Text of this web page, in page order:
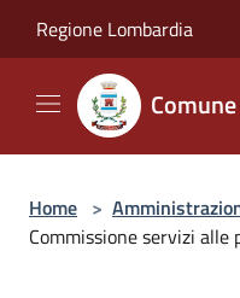
Regione Lombardia
Home >
Commissione servizi alle